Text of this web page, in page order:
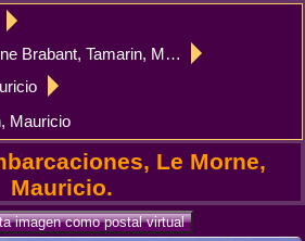
Tamarin, Mauricio
Mauricio
Le Morne,
Mauricio.